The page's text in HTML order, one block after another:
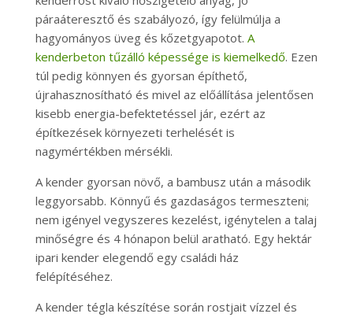
páraáteresztő és szabályozó, így felülmúlja a
hagyományos üveg és kőzetgyapotot. A
kenderbeton tűzálló képessége is kiemelkedő. Ezen
túl pedig könnyen és gyorsan építhető,
újrahasznosítható és mivel az előállítása jelentősen
kisebb energia-befektetéssel jár, ezért az
építkezések környezeti terhelését is
nagymértékben mérsékli.
A kender gyorsan növő, a bambusz után a második
leggyorsabb. Könnyű és gazdaságos termeszteni;
nem igényel vegyszeres kezelést, igénytelen a talaj
minőségre és 4 hónapon belül aratható. Egy hektár
ipari kender elegendő egy családi ház
felépítéséhez.
A kender tégla készítése során rostjait vízzel és